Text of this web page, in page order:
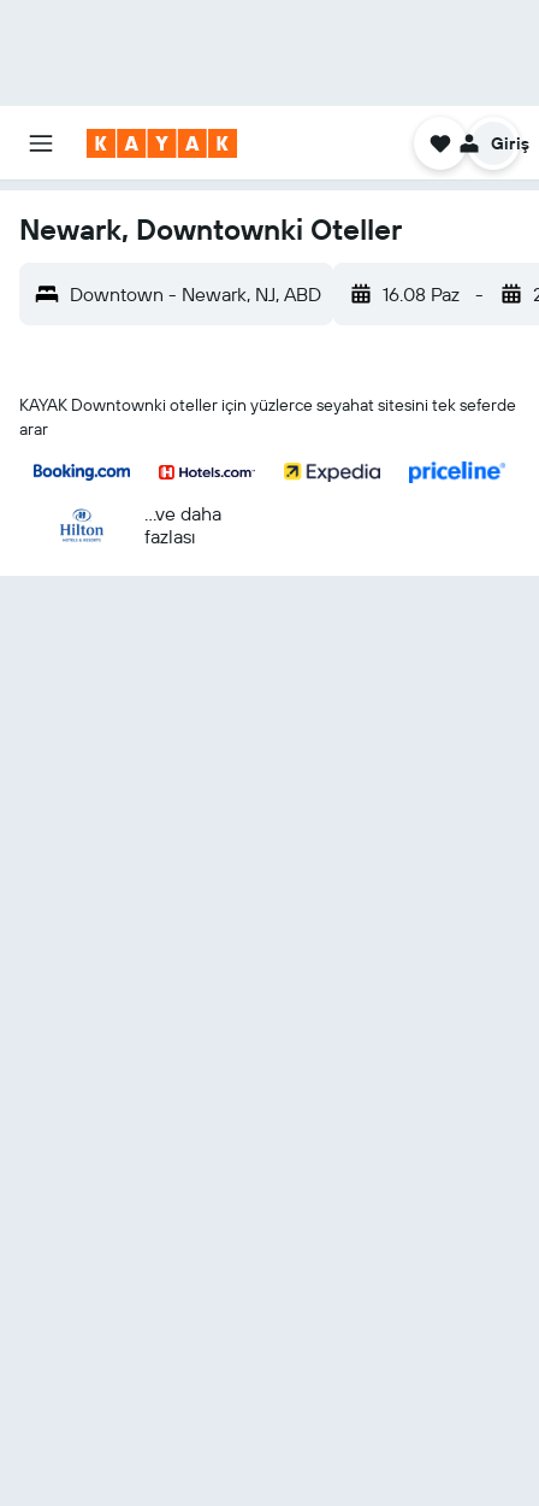
Giriş
Newark, Downtownki Oteller
Downtown - Newark, NJ, ABD 16.08 Paz -
KAYAK Downtownki oteller için yüzlerce seyahat sitesini tek seferde
arar
...ve daha
fazlası